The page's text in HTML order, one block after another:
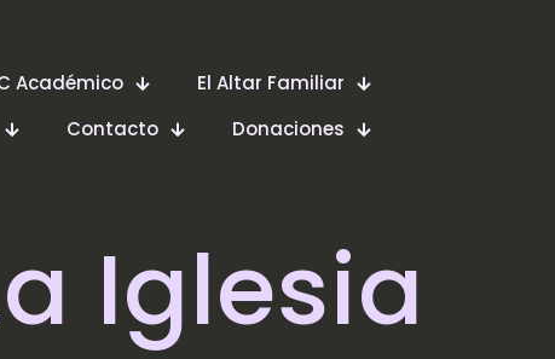
Académico
El Altar Familiar
Contacto Donaciones
Iglesia